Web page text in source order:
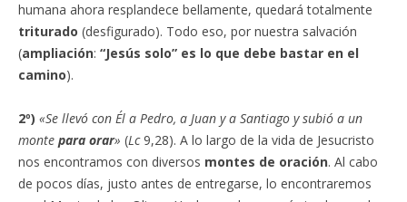
humana ahora resplandece bellamente, quedará totalmente
triturado (desfigurado). Todo eso, por nuestra salvación
(ampliación: “Jesús solo” es lo que debe bastar en el
camino).
2º) «Se llevó con Él a Pedro, a Juan y a Santiago y subió a un
monte para orar» (Lc9,28). A lo largo de la vida de Jesucristo
nos encontramos con diversos montes de oración. Al cabo
de pocos días, justo antes de entregarse, lo encontraremos